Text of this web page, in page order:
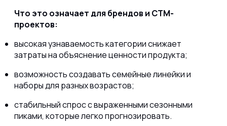
Что это означает для брендов и СТМ-
проектов:
высокая узнаваемость категории снижает
затраты на объяснение ценности продукта;
возможность создавать семейные линейки и
наборы для разных возрастов;
стабильный спрос с выраженными сезонными
пиками, которые легко прогнозировать.